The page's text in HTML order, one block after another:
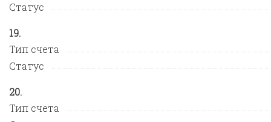
Статус
Тип счета
Статус
Тип счета